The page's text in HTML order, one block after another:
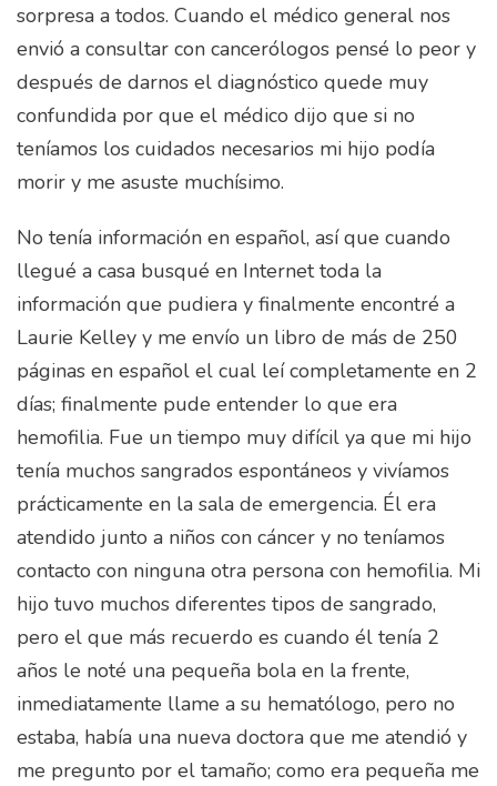
sorpresa a todos. Cuando el médico general nos
envió a consultar con cancerólogos pensé lo peor y
después de darnos el diagnóstico quede muy
confundida por que el médico dijo que si no
teníamos los cuidados necesarios mi hijo podía
morir y me asuste muchísimo.
No tenía información en español, así que cuando
llegué a casa busqué en Internet toda la
información que pudiera y finalmente encontré a
Laurie Kelley y me envío un libro de más de 250
páginas en español el cual leí completamente en 2
días; finalmente pude entender lo que era
hemofilia. Fue un tiempo muy difícil ya que mi hijo
tenía muchos sangrados espontáneos y vivíamos
prácticamente en la sala de emergencia. Él era
atendido junto a niños con cáncer y no teníamos
contacto con ninguna otra persona con hemofilia. Mi
hijo tuvo muchos diferentes tipos de sangrado,
pero el que más recuerdo es cuando él tenía 2
años le noté una pequeña bola en la frente,
inmediatamente llame a su hematólogo, pero no
estaba, había una nueva doctora que me atendió y
me pregunto por el tamaño; como era pequeña me